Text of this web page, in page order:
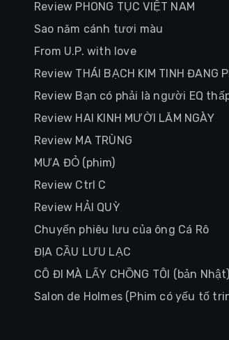
Review PHONG TỤC VIỆT NAM
Sao năm cánh tươi màu
From U.P. with love
Review THÁI BẠCH KIM TINH ĐANG
Review Bạn có phải là người EQ
Review HAI KINH MƯỜI LĂM NGÀY
Review MA TRÙNG
MƯA ĐỎ (phim)
Review Ctrl C
Review HẢI QUỲ
Chuyến phiêu lưu của ông Cá Rô
ĐỊA CẦU LƯU LẠC
CÔ ĐI MÀ LẤY CHỒNG TÔI (bản Nhật)
Salon de Holmes (Phim có yếu tố